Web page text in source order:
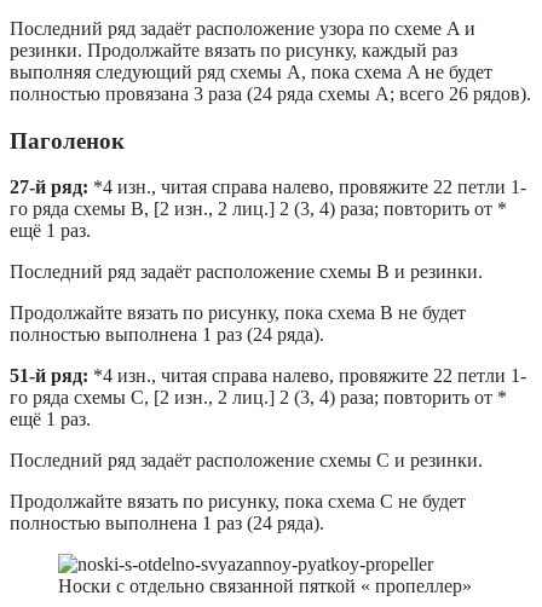
Последний ряд задаёт расположение узора по схеме A и
резинки. Продолжайте вязать по рисунку, каждый раз
выполняя следующий ряд схемы A, пока схема A не будет
полностью провязана 3 раза (24 ряда схемы A; всего 26 рядов).
Паголенок
27-й ряд: *4 изн., читая справа налево, провяжите 22 петли 1-
го ряда схемы B, [2 изн., 2 лиц.] 2 (3, 4) раза; повторить от *
ещё 1 раз.
Последний ряд задаёт расположение схемы B и резинки.
Продолжайте вязать по рисунку, пока схема B не будет
полностью выполнена 1 раз (24 ряда).
51-й ряд: *4 изн., читая справа налево, провяжите 22 петли 1-
го ряда схемы C, [2 изн., 2 лиц.] 2 (3, 4) раза; повторить от *
ещё 1 раз.
Последний ряд задаёт расположение схемы C и резинки.
Продолжайте вязать по рисунку, пока схема C не будет
полностью выполнена 1 раз (24 ряда).
Носки с отдельно связанной пяткой « пропеллер»